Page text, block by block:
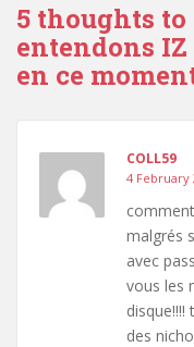
5 thoughts to
entendons
en ce
COLL59
4 February
malgrés
avec
vous les
des